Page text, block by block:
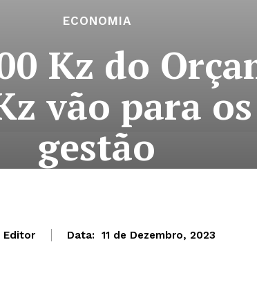
ECONOMIA
Kz do
vão para
gestão
Editor Data: 11 de Dezembro, 2023